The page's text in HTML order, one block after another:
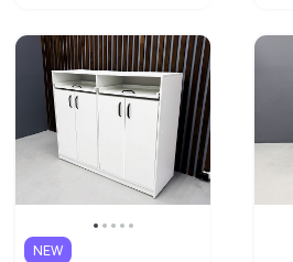
NEW